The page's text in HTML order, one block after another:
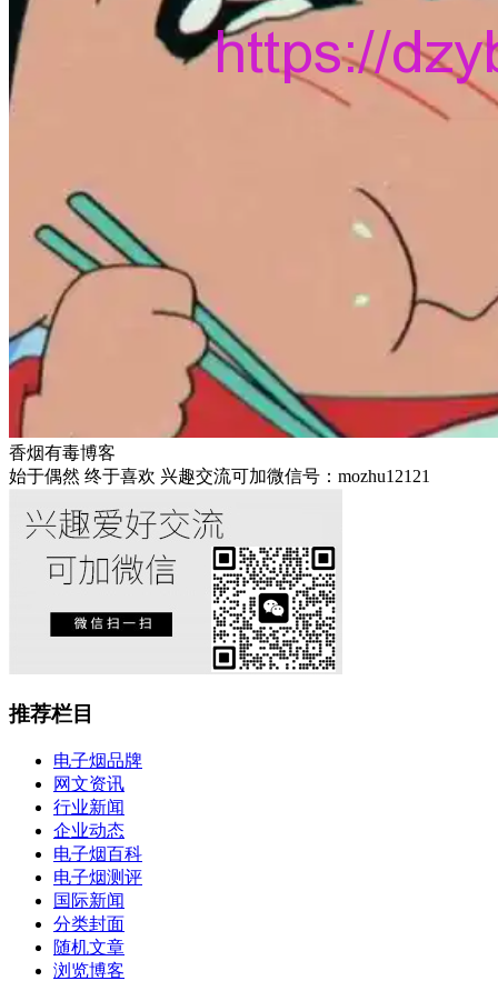
香烟有毒博客
始于偶然 终于喜欢 兴趣交流可加微信号：mozhu12121
推荐栏目
电子烟品牌
网文资讯
行业新闻
企业动态
电子烟百科
电子烟测评
国际新闻
分类封面
随机文章
浏览博客